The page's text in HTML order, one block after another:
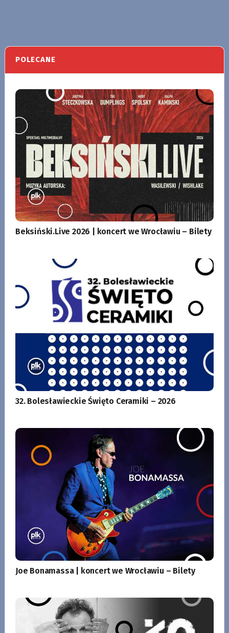
POLECANE
Beksiński.Live 2026 | koncert we Wrocławiu – Bilety
32. Bolesławieckie Święto Ceramiki – 2026
Joe Bonamassa | koncert we Wrocławiu – Bilety